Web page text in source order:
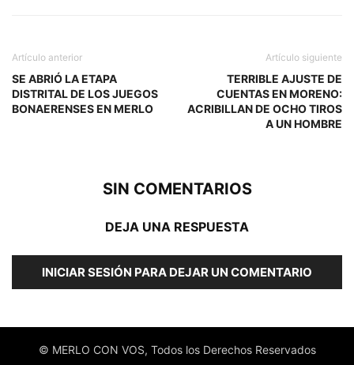
Artículo anterior
SE ABRIÓ LA ETAPA
DISTRITAL DE LOS JUEGOS
BONAERENSES EN MERLO
Artículo siguiente
TERRIBLE AJUSTE DE
CUENTAS EN MORENO:
ACRIBILLAN DE OCHO TIROS
A UN HOMBRE
SIN COMENTARIOS
DEJA UNA RESPUESTA
INICIAR SESIÓN PARA DEJAR UN COMENTARIO
© MERLO CON VOS, Todos los Derechos Reservados